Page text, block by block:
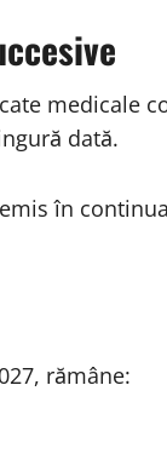
medicale
dată.
în
rămâne: